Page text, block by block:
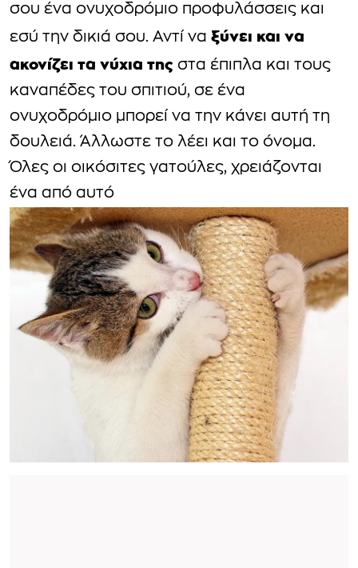
σου ένα ονυχοδρόμιο προφυλάσσεις και
εσύ την δικιά σου. Αντί να ξύνει και να
ακονίζει τα νύχια της στα έπιπλα και τους
καναπέδες του σπιτιού, σε ένα
ονυχοδρόμιο μπορεί να την κάνει αυτή τη
δουλειά. Άλλωστε το λέει και το όνομα.
Όλες οι οικόσιτες γατούλες, χρειάζονται
ένα από αυτό